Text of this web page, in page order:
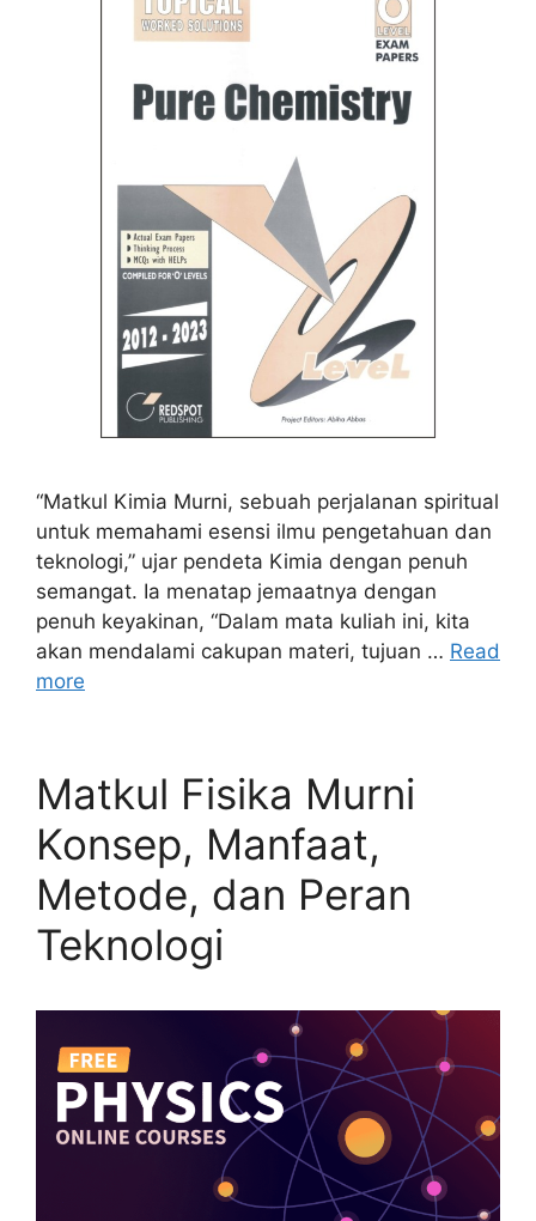
“Matkul Kimia Murni, sebuah perjalanan spiritual
untuk memahami esensi ilmu pengetahuan dan
teknologi,” ujar pendeta Kimia dengan penuh
semangat. Ia menatap jemaatnya dengan
penuh keyakinan, “Dalam mata kuliah ini, kita
akan mendalami cakupan materi, tujuan … Read
more
Matkul Fisika Murni
Konsep, Manfaat,
Metode, dan Peran
Teknologi